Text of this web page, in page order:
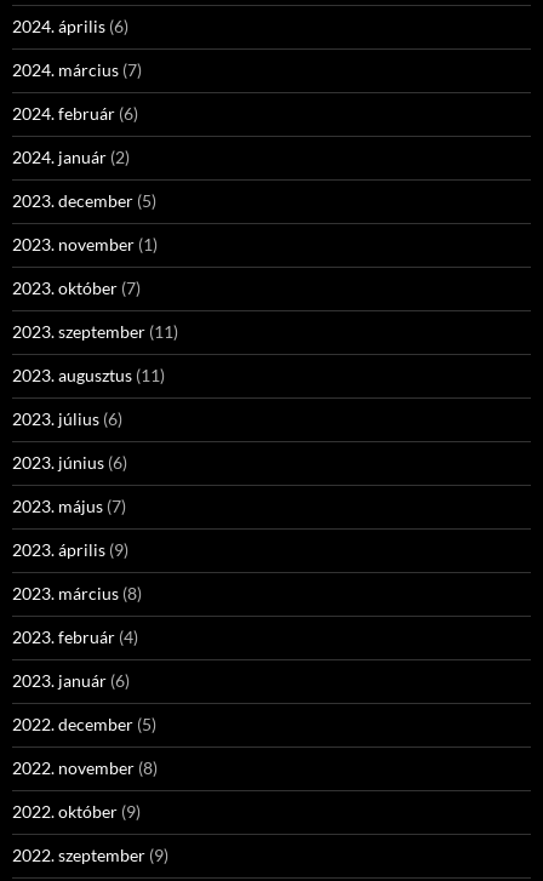
2024. április (6)
2024. március (7)
2024. február (6)
2024. január (2)
2023. december (5)
2023. november (1)
2023. október (7)
2023. szeptember (11)
2023. augusztus (11)
2023. július (6)
2023. június (6)
2023. május (7)
2023. április (9)
2023. március (8)
2023. február (4)
2023. január (6)
2022. december (5)
2022. november (8)
2022. október (9)
2022. szeptember (9)